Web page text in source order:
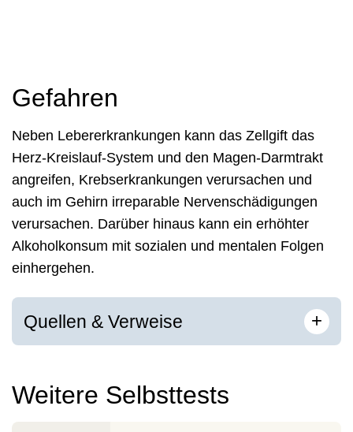
Gefahren
Neben Lebererkrankungen kann das Zellgift das
Herz-Kreislauf-System und den Magen-Darmtrakt
angreifen, Krebserkrankungen verursachen und
auch im Gehirn irreparable Nervenschädigungen
verursachen. Darüber hinaus kann ein erhöhter
Alkoholkonsum mit sozialen und mentalen Folgen
einhergehen.
Quellen & Verweise +
Weitere Selbsttests